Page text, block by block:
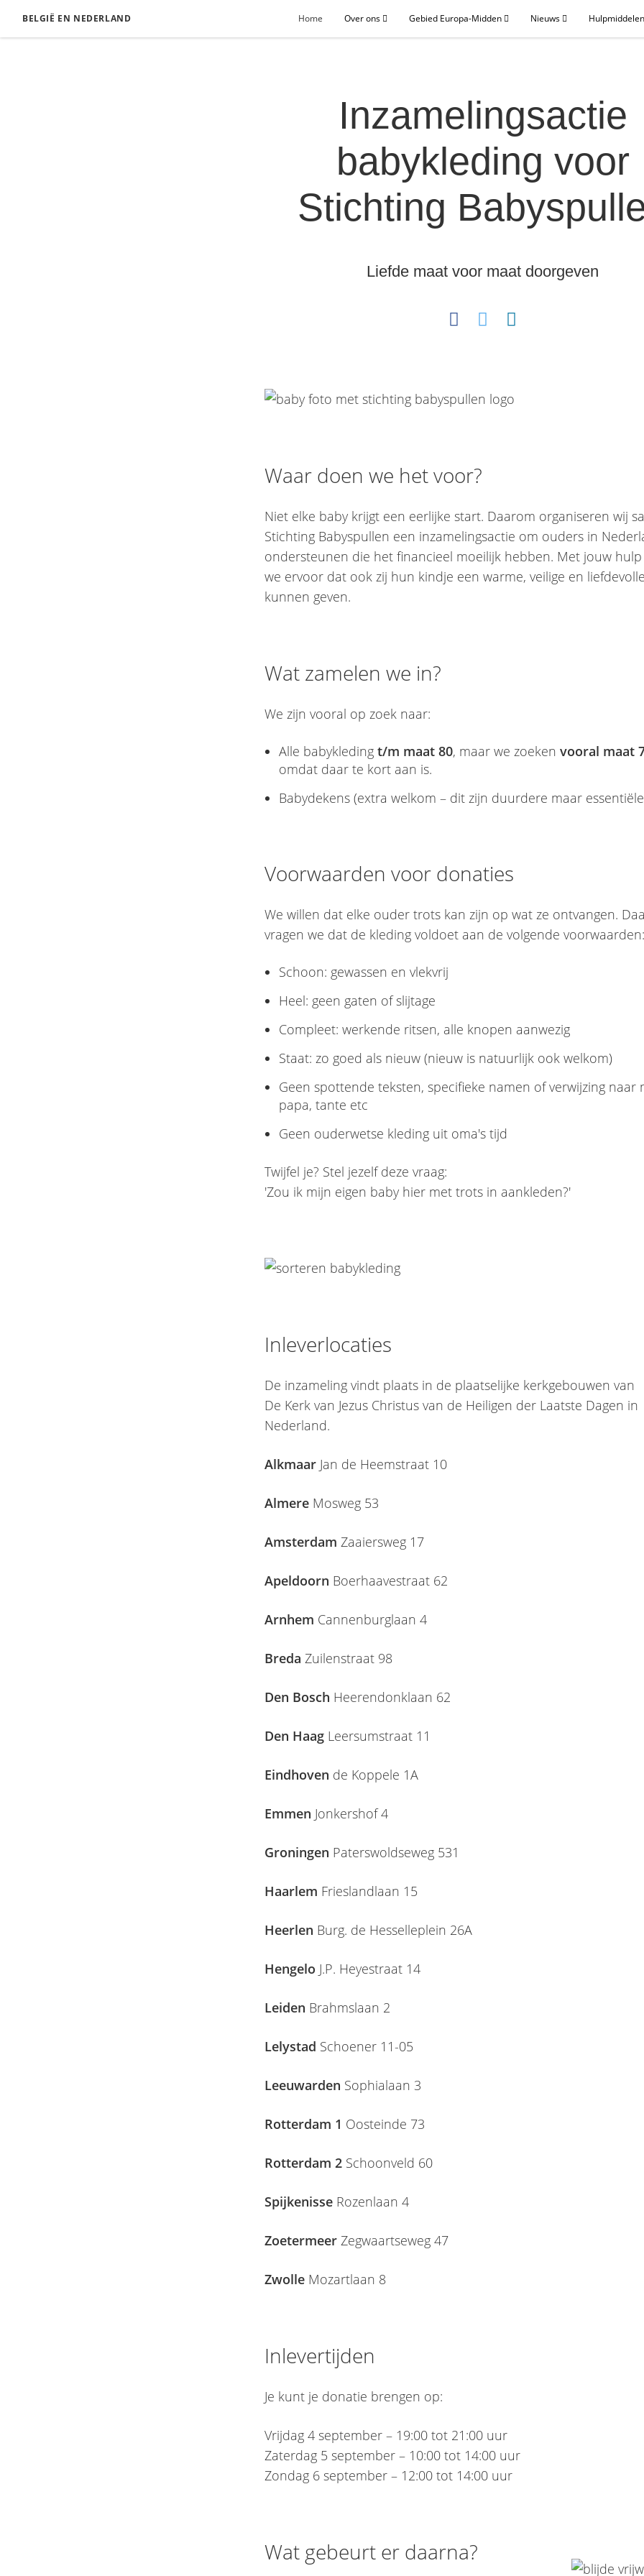
BELGIË EN NEDERLAND Home Over ons Gebied Europa-Midden Nieuws
Inzamelingsactie
babykleding voor
Stichting
Liefde maat voor maat doorgeven
Waar doen we het voor?
Niet elke baby krijgt een eerlijke start. Daarom organiseren wij
Stichting Babyspullen een inzamelingsactie om ouders in
ondersteunen die het financieel moeilijk hebben. Met jouw hulp
we ervoor dat ook zij hun kindje een warme, veilige en
kunnen geven.
Wat zamelen we in?
We zijn vooral op zoek naar:
Alle babykledingt/m maat 80, maar we zoekenvooral maat
omdat daar te kort aan is.
Babydekens (extra welkom – dit zijn duurdere maar
Voorwaarden voor donaties
We willen dat elke ouder trots kan zijn op wat ze ontvangen.
vragen we dat de kleding voldoet aan de volgende voorwaarden:
Schoon: gewassen en vlekvrij
Heel: geen gaten of slijtage
Compleet: werkende ritsen, alle knopen aanwezig
Staat: zo goed als nieuw (nieuw is natuurlijk ook welkom)
Geen spottende teksten, specifieke namen of verwijzing naar
papa, tante etc
Geen ouderwetse kleding uit oma's tijd
Twijfel je? Stel jezelf deze vraag:
'Zou ik mijn eigen baby hier met trots in aankleden?'
Inleverlocaties
De inzameling vindt plaats in de plaatselijke kerkgebouwen van
De Kerk van Jezus Christus van de Heiligen der Laatste Dagen in
Nederland.
Alkmaar Jan de Heemstraat 10
Almere Mosweg 53
Amsterdam Zaaiersweg 17
Apeldoorn Boerhaavestraat 62
Arnhem Cannenburglaan 4
Breda Zuilenstraat 98
Den Bosch Heerendonklaan 62
Den Haag Leersumstraat 11
Eindhoven de Koppele 1A
Emmen Jonkershof 4
Groningen Paterswoldseweg 531
Haarlem Frieslandlaan 15
Heerlen Burg. de Hesselleplein 26A
Hengelo J.P. Heyestraat 14
Leiden Brahmslaan 2
Lelystad Schoener 11-05
Leeuwarden Sophialaan 3
Rotterdam 1 Oosteinde 73
Rotterdam 2 Schoonveld 60
Spijkenisse Rozenlaan 4
Zoetermeer Zegwaartseweg 47
Zwolle Mozartlaan 8
Inlevertijden
Je kunt je donatie brengen op:
Vrijdag 4 september – 19:00 tot 21:00 uur
Zaterdag 5 september – 10:00 tot 14:00 uur
Zondag 6 september – 12:00 tot 14:00 uur
Wat gebeurt er daarna?